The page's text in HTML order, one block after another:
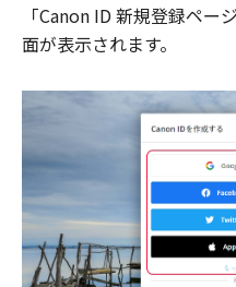
「Canon ID 新規登録ペー
面が表示されます。